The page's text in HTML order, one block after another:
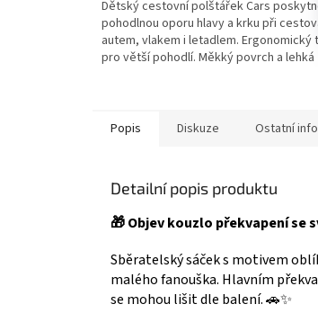
z
5
hvězdiček.
Dětský cestovní polštářek Cars
pohodlnou oporu hlavy a krku při
autem, vlakem i letadlem. Ergonomický
pro větší pohodlí. Měkký povrch a lehká
Popis Diskuze Ostatní
Detailní popis produktu
🎁 Objev kouzlo překvapení se
Sběratelský sáček s motivem
malého fanouška. Hlavním
se mohou lišit dle balení. 🚗✨